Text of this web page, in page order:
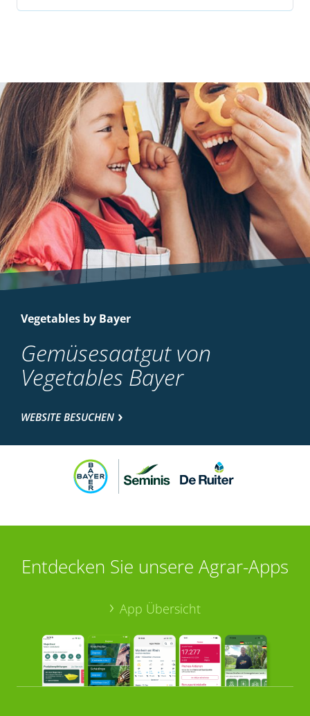
Vegetables by Bayer
Gemüsesaatgut von
Vegetables Bayer
WEBSITE BESUCHEN
Entdecken Sie unsere Agrar-Apps
App Übersicht